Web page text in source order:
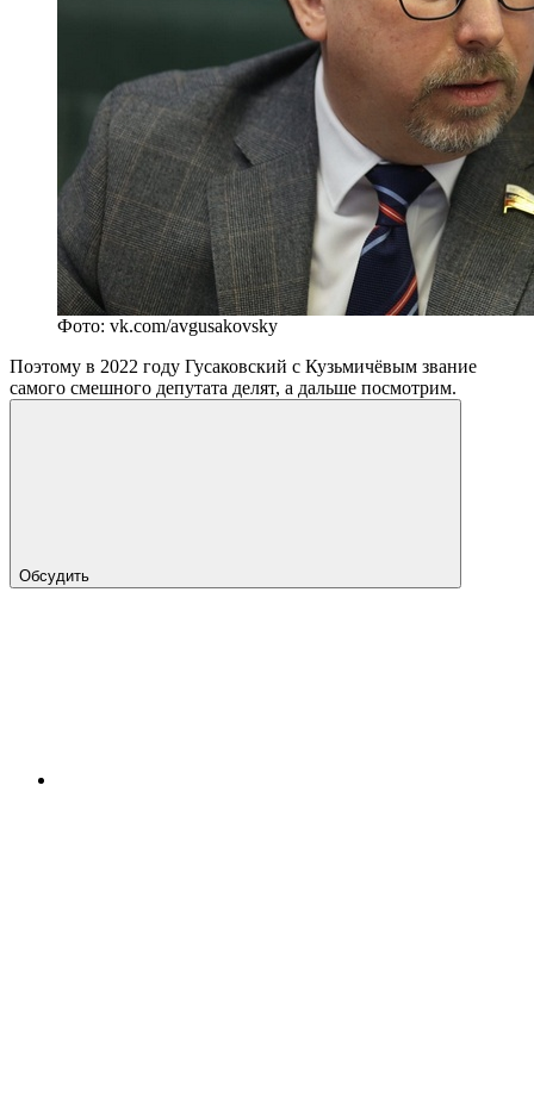
Фото: vk.com/avgusakovsky
Поэтому в 2022 году Гусаковский с Кузьмичёвым звание
самого смешного депутата делят, а дальше посмотрим.
Обсудить